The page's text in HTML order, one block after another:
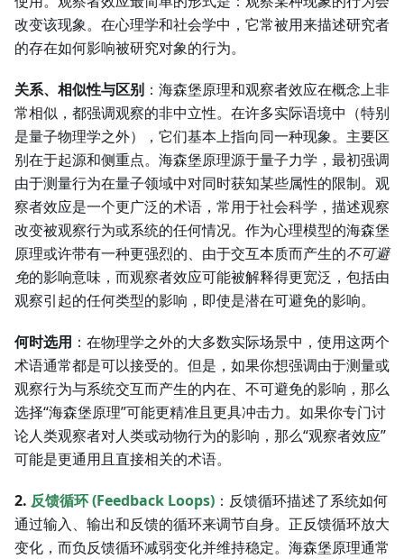
改变该现象。在心理学和社会学中，它常被用来描述研究者
的存在如何影响被研究对象的行为。
关系、相似性与区别 ：海森堡原理和观察者效应在概念上非
常相似，都强调观察的非中立性。在许多实际语境中（特别
是量子物理学之外），它们基本上指向同一种现象。主要区
别在于起源和侧重点。海森堡原理源于量子力学，最初强调
由于测量行为在量子领域中对同时获知某些属性的限制。观
察者效应是一个更广泛的术语，常用于社会科学，描述观察
改变被观察行为或系统的任何情况。作为心理模型的海森堡
原理或许带有一种更强烈的、由于交互本质而产生的不可避
免的影响意味，而观察者效应可能被解释得更宽泛，包括由
观察引起的任何类型的影响，即使是潜在可避免的影响。
何时选用 ：在物理学之外的大多数实际场景中，使用这两个
术语通常都是可以接受的。但是，如果你想强调由于测量或
观察行为与系统交互而产生的内在、不可避免的影响，那么
选择“海森堡原理”可能更精准且更具冲击力。如果你专门讨
论人类观察者对人类或动物行为的影响，那么“观察者效应”
可能是更通用且直接相关的术语。
2. 反馈循环 (Feedback Loops) ：反馈循环描述了系统如何
通过输入、输出和反馈的循环来调节自身。正反馈循环放大
变化，而负反馈循环减弱变化并维持稳定。海森堡原理通常